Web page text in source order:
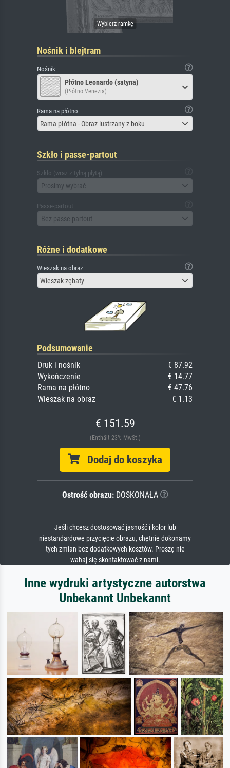
Nośnik i blejtram
Nośnik
Płótno Leonardo (satyna)
(Płótno Venezia)
Rama na płótno
Rama płótna - Obraz lustrzany z boku
Szkło i passe-partout
Szkło (wraz z tylną płytą)
Prosimy wybrać
Passe-partout
Bez passe-partout
Różne i dodatkowe
Wieszak na obraz
Wieszak zębaty
Podsumowanie
Druk i nośnik
€ 87.92
Wykończenie
€ 14.77
Rama na płótno
€ 47.76
Wieszak na obraz
€ 1.13
€ 151.59
(Enthält 23% MwSt.)
Dodaj do koszyka
Ostrość obrazu:DOSKONAŁA
Jeśli chcesz dostosować jasność i kolor lub
niestandardowe przycięcie obrazu, chętnie dokonamy
tych zmian bez dodatkowych kosztów. Proszę nie
wahaj się skontaktować z nami.
Inne wydruki artystyczne autorstwa
Unbekannt Unbekannt